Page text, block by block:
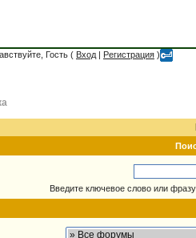
Гость ( Вход | Регистрация )
Введите ключевое слово или